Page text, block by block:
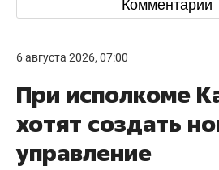
Комментарии
6 августа 2026, 07:00
При исполкоме
хотят создать
управление